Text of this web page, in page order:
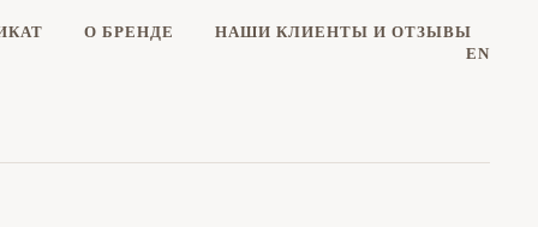
О БРЕНДЕ
НАШИ КЛИЕНТЫ И ОТЗЫВЫ
EN